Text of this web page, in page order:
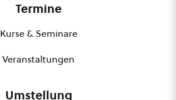
Termine
Kurse & Seminare
Veranstaltungen
Umstellung